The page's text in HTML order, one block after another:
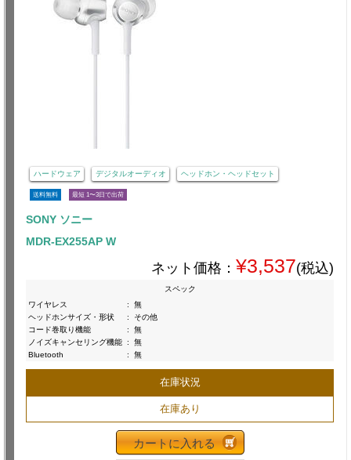
ハードウェア デジタルオーディオ ヘッドホン・ヘッドセット
送料無料 最短 1〜3日で出荷
SONY ソニー
MDR-EX255AP W
ネット価格： ¥3,537(税込)
スペック
ワイヤレス
:
無
ヘッドホンサイズ・形状
:
その他
コード巻取り機能
:
無
ノイズキャンセリング機能 :
無
Bluetooth
: 無
在庫状況
在庫あり
カートに入れる